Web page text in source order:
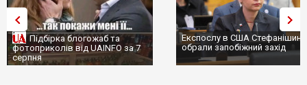
Підбірка блогожаб та
фотоприколів від UAINFO за 7
серпня
Експослу в США
обрали запобіжний захід